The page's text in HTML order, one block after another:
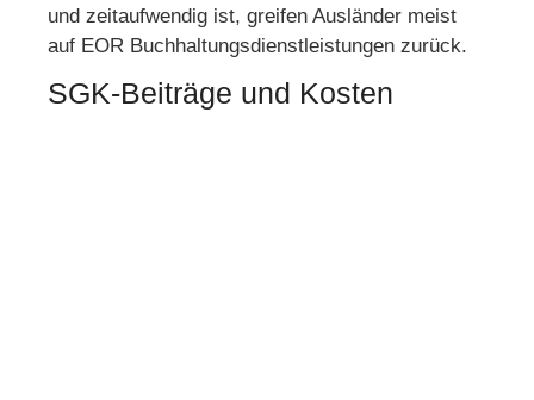
und zeitaufwendig ist, greifen Ausländer meist
auf EOR Buchhaltungsdienstleistungen zurück.
SGK-Beiträge und Kosten